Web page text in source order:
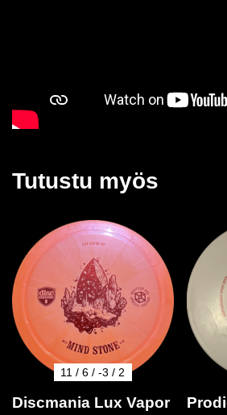
Tutustu myös
11 / 6 / -3 / 2
Discmania Lux Vapor